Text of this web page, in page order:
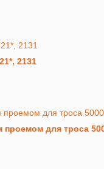
2131
для троса